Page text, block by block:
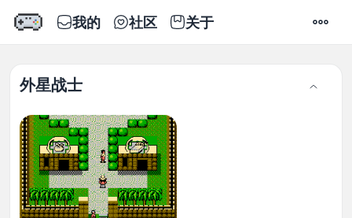
我的 社区 关于 设置
外星战士